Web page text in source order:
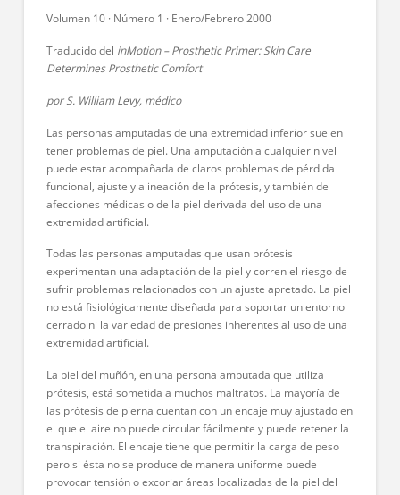
Volumen 10 · Número 1 · Enero/Febrero 2000
Traducido del inMotion – Prosthetic Primer: Skin Care
Determines Prosthetic Comfort
por S. William Levy, médico
Las personas amputadas de una extremidad inferior suelen
tener problemas de piel. Una amputación a cualquier nivel
puede estar acompañada de claros problemas de pérdida
funcional, ajuste y alineación de la prótesis, y también de
afecciones médicas o de la piel derivada del uso de una
extremidad artificial.
Todas las personas amputadas que usan prótesis
experimentan una adaptación de la piel y corren el riesgo de
sufrir problemas relacionados con un ajuste apretado. La piel
no está fisiológicamente diseñada para soportar un entorno
cerrado ni la variedad de presiones inherentes al uso de una
extremidad artificial.
La piel del muñón, en una persona amputada que utiliza
prótesis, está sometida a muchos maltratos. La mayoría de
las prótesis de pierna cuentan con un encaje muy ajustado en
el que el aire no puede circular fácilmente y puede retener la
transpiración. El encaje tiene que permitir la carga de peso
pero si ésta no se produce de manera uniforme puede
provocar tensión o excoriar áreas localizadas de la piel del